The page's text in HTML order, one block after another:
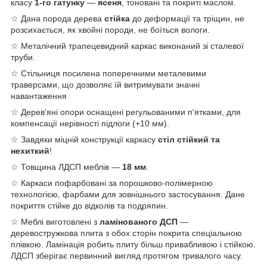
класу 1-го гатунку — ясеня , тоновані та покриті маслом.
☆ Дана порода дерева стійка до деформації та тріщин, не
розсихається, як хвойні породи, не боїться вологи.
☆ Металічний трапецевидний каркас виконаний зі сталевої
труби.
☆ Стільниця посилена поперечними металевими
траверсами, що дозволяє їй витримувати значні
навантаження
☆ Дерев'яні опори оснащені регульованими п'ятками, для
компенсації нерівності підлоги (+10 мм).
☆ Завдяки міцній конструкції каркасу стіл стійкий та
нехиткий!
☆ Товщина ЛДСП меблів — 18 мм
☆ Каркаси пофарбовані за порошково-полімерною
технологією, фарбами для зовнішнього застосування. Дане
покриття стійке до відколів та подряпин.
☆ Меблі виготовлені з ламінованого ДСП —
деревостружкова плита з обох сторін покрита спеціальною
плівкою. Ламінація робить плиту більш привабливою і стійкою.
ЛДСП зберігає первинний вигляд протягом тривалого часу.